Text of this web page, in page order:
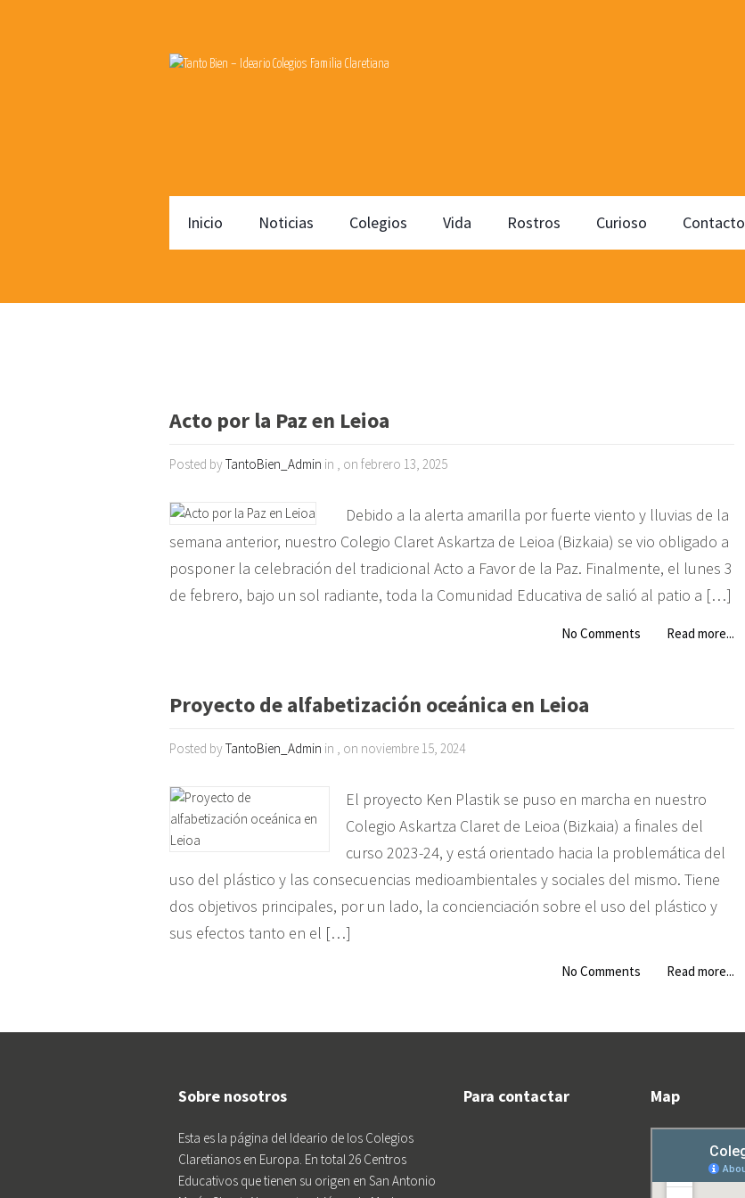
Inicio Noticias Colegios Vida Rostros Curioso Contacto
Acto por la Paz en Leioa
Posted by TantoBien_Admin in , on febrero 13, 2025
Debido a la alerta amarilla por fuerte viento y lluvias de la
semana anterior, nuestro Colegio Claret Askartza de Leioa (Bizkaia) se vio obligado a
posponer la celebración del tradicional Acto a Favor de la Paz. Finalmente, el lunes 3
de febrero, bajo un sol radiante, toda la Comunidad Educativa de salió al patio a […]
No Comments Read more...
Proyecto de alfabetización oceánica en Leioa
Posted by TantoBien_Admin in , on noviembre 15, 2024
El proyecto Ken Plastik se puso en marcha en nuestro
Colegio Askartza Claret de Leioa (Bizkaia) a finales del
curso 2023-24, y está orientado hacia la problemática del
uso del plástico y las consecuencias medioambientales y sociales del mismo. Tiene
dos objetivos principales, por un lado, la concienciación sobre el uso del plástico y
sus efectos tanto en el […]
No Comments Read more...
Sobre nosotros
Esta es la página del Ideario de los Colegios
Claretianos en Europa. En total 26 Centros
Educativos que tienen su origen en San Antonio
Para contactar Map